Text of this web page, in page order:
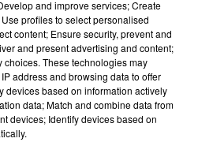
DE CHOOZ
and improve services; Create
profiles to select personalised
content; Ensure security, prevent and
and present advertising and content;
These technologies may
address and browsing data to offer
devices based on information actively
data; Match and combine data from
devices; Identify devices based on